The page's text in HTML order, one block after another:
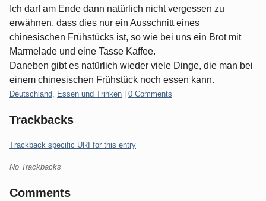
Ich darf am Ende dann natürlich nicht vergessen zu
erwähnen, dass dies nur ein Ausschnitt eines
chinesischen Frühstücks ist, so wie bei uns ein Brot mit
Marmelade und eine Tasse Kaffee.
Daneben gibt es natürlich wieder viele Dinge, die man bei
einem chinesischen Frühstück noch essen kann.
Categories:
Deutschland Essen und Trinken 0 Comments
Trackbacks
Trackback specific URI for this entry
No Trackbacks
Comments